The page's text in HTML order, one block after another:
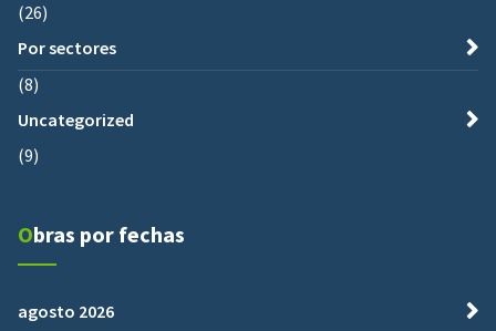
(26)
Por sectores
(8)
Uncategorized
(9)
Obras por fechas
agosto 2026